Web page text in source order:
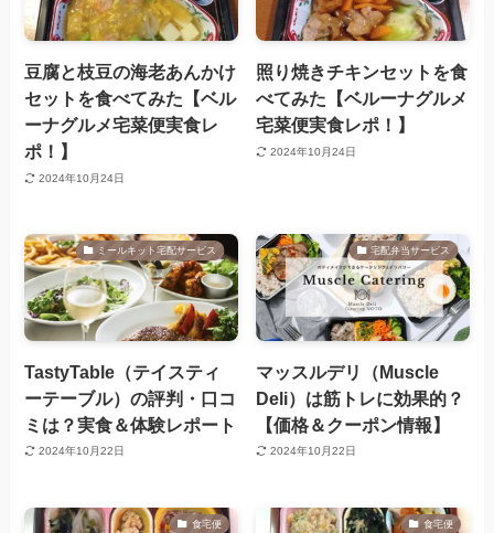
豆腐と枝豆の海老あんかけ
セットを食べてみた【ベル
ーナグルメ宅菜便実食レ
ポ！】
2024年10月24日
照り焼きチキンセットを食
べてみた【ベルーナグルメ
宅菜便実食レポ！】
2024年10月24日
ミールキット宅配サービス
TastyTable（テイスティ
ーテーブル）の評判・口コ
ミは？実食＆体験レポート
2024年10月22日
宅配弁当サービス
マッスルデリ（Muscle
Deli）は筋トレに効果的？
【価格＆クーポン情報】
2024年10月22日
食宅便 食宅便